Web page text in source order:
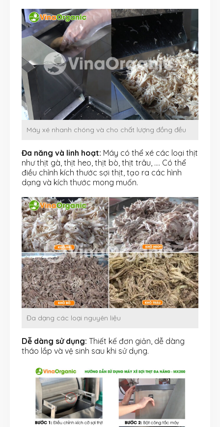
Máy xé nhanh chóng và cho chất lượng đồng đều
Đa năng và linh hoạt: Máy có thể xé các loại thịt
như thịt gà, thịt heo, thịt bò, thịt trâu, …. Có thể
điều chỉnh kích thước sợi thịt, tạo ra các hình
dạng và kích thước mong muốn.
Đa dạng các loại nguyên liệu
Dễ dàng sử dụng: Thiết kế đơn giản, dễ dàng
tháo lắp và vệ sinh sau khi sử dụng.